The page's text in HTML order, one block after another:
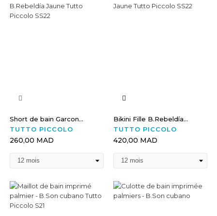
Short de bain Garcon...
TUTTO PICCOLO
260,00 MAD
Bikini Fille B.Rebeldía...
TUTTO PICCOLO
420,00 MAD